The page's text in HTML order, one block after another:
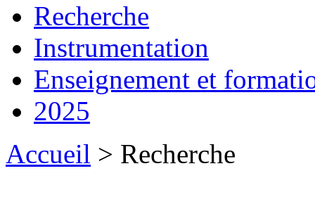
Recherche
Instrumentation
Enseignement et
2025
Accueil > Recherche